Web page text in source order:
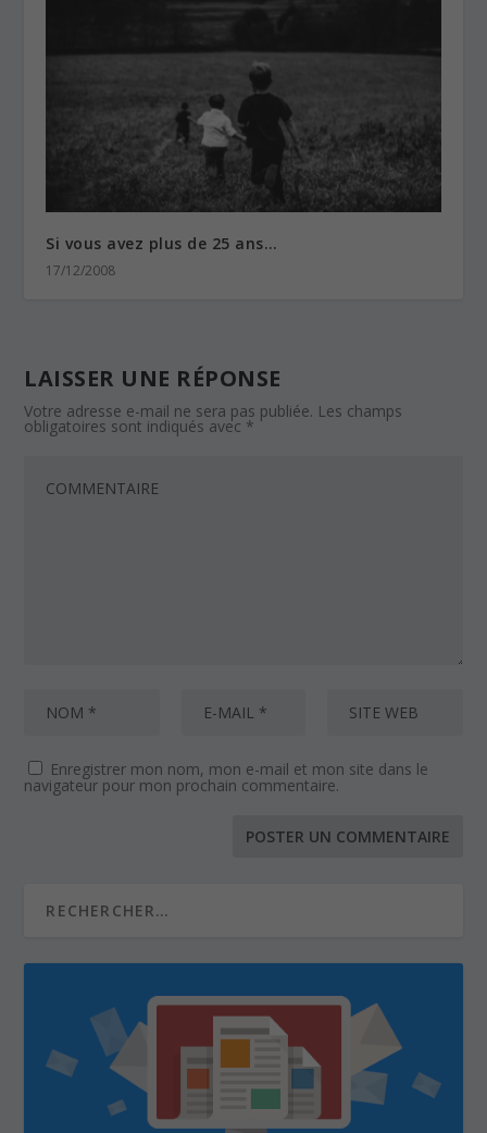
Si vous avez plus de 25 ans…
17/12/2008
LAISSER UNE RÉPONSE
Votre adresse e-mail ne sera pas publiée. Les champs
obligatoires sont indiqués avec *
Enregistrer mon nom, mon e-mail et mon site dans le
navigateur pour mon prochain commentaire.